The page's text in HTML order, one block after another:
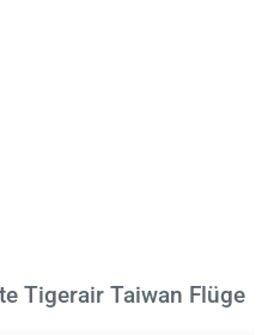
Tigerair Taiwan Flüge